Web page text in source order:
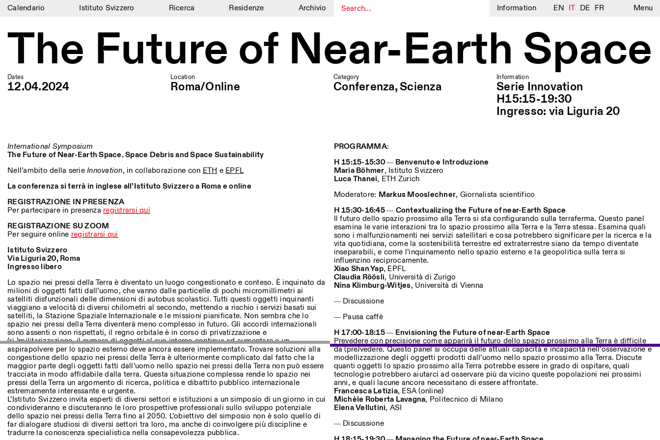
Calendario Istituto Svizzero Ricerca Residenze Archivio Information EN IT DE FR Menu
Calendario
Istituto Svizzero
Ricerca
Residenze
Blog
Organizzazione
Biblioteca
Jobs
Altre Attività
NEWSLETTER
Registrati alla nostra newsletter per ricevere informazioni sui nostri eventi
Facebook Instagram Linkedin Vimeo Privacy Policy
The Future of Near-Earth Space
Dates
12.04.2024
Location
Roma/Online
Category
Conferenza, Scienza
Information
Serie Innovation
H15:15-19:30
Ingresso: via Liguria 20
International Symposium
The Future of Near-Earth Space. Space Debris and Space Sustainability
Nell’ambito della serie Innovation, in collaborazione con ETH e EPFL
La conferenza si terrà in inglese all’Istituto Svizzero a Roma e online
REGISTRAZIONE IN PRESENZA
Per partecipare in presenza registrarsi qui
REGISTRAZIONE SU ZOOM
Per seguire online registrarsi qui
Istituto Svizzero
Via Liguria 20, Roma
Ingresso libero
Lo spazio nei pressi della Terra è diventato un luogo congestionato e conteso. È inquinato da
milioni di oggetti fatti dall’uomo, che vanno dalle particelle di pochi micromillimetri ai
satelliti disfunzionali delle dimensioni di autobus scolastici. Tutti questi oggetti inquinanti
viaggiano a velocità di diversi chilometri al secondo, mettendo a rischio i servizi basati sui
satelliti, la Stazione Spaziale Internazionale e le missioni pianificate. Non sembra che lo
spazio nei pressi della Terra diventerà meno complesso in futuro. Gli accordi internazionali
sono assenti o non rispettati, il regno orbitale è in corso di privatizzazione e
(ri-)militarizzazione, il numero di oggetti al suo interno continua ad aumentare e un
aspirapolvere per lo spazio esterno deve ancora essere implementato. Trovare soluzioni alla
congestione dello spazio nei pressi della Terra è ulteriormente complicato dal fatto che la
maggior parte degli oggetti fatti dall’uomo nello spazio nei pressi della Terra non può essere
tracciata in modo affidabile dalla terra. Questa situazione complessa rende lo spazio nei
pressi della Terra un argomento di ricerca, politica e dibattito pubblico internazionale
estremamente interessante e urgente.
L’Istituto Svizzero invita esperti di diversi settori e istituzioni a un simposio di un giorno in cui
condivideranno e discuteranno le loro prospettive professionali sullo sviluppo potenziale
dello spazio nei pressi della Terra fino al 2050. L’obiettivo del simposio non è solo quello di
far dialogare studiosi di diversi settori tra loro, ma anche di coinvolgere più discipline e
tradurre la conoscenza specialistica nella consapevolezza pubblica.
PROGRAMMA:
H 15:15-15:30 ― Benvenuto e Introduzione
Maria Böhmer, Istituto Svizzero
Luca Thanei, ETH Zurich
Moderatore: Markus Mooslechner, Giornalista scientifico
H 15:30-16:45 ― Contextualizing the Future of near-Earth Space
Il futuro dello spazio prossimo alla Terra si sta configurando sulla terraferma. Questo panel
esamina le varie interazioni tra lo spazio prossimo alla Terra e la Terra stessa. Esamina quali
sono i malfunzionamenti nei servizi satellitari e cosa potrebbero significare per la ricerca e la
vita quotidiana, come la sostenibilità terrestre ed extraterrestre siano da tempo diventate
inseparabili, e come l’inquinamento nello spazio esterno e la geopolitica sulla terra si
influenzino reciprocamente.
Xiao Shan Yap, EPFL
Claudia Röösli, Università di Zurigo
Nina Klimburg-Witjes, Università di Vienna
― Discussione
― Pausa caffè
H 17:00-18:15 ― Envisioning the Future of near-Earth Space
Prevedere con precisione come apparirà il futuro dello spazio prossimo alla Terra è difficile
da (pre)vedere. Questo panel si occupa delle attuali capacità e incapacità nell’osservazione e
modellizzazione degli oggetti prodotti dall’uomo nello spazio prossimo alla Terra. Discute
quanti oggetti lo spazio prossimo alla Terra potrebbe essere in grado di ospitare, quali
tecnologie potrebbero aiutarci ad osservare più da vicino queste popolazioni nei prossimi
anni, e quali lacune ancora necessitano di essere affrontate.
Francesca Letizia, ESA (online)
Michèle Roberta Lavagna, Politecnico di Milano
Elena Vellutini, ASI
― Discussione